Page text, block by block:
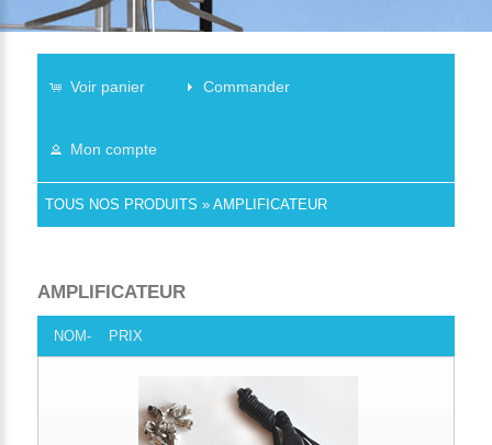
Voir panier Commander
Mon compte
TOUS NOS PRODUITS » AMPLIFICATEUR
AMPLIFICATEUR
NOM- PRIX